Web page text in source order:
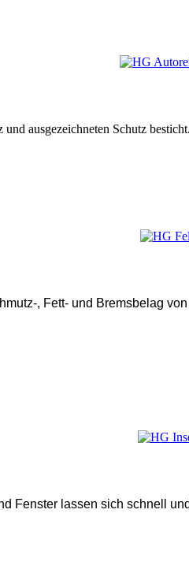
ausgezeichneten Schutz besticht.
, Fett- und Bremsbelag
Fenster lassen sich schnell